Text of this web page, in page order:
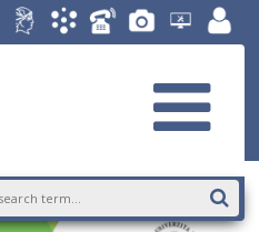
StudentAcademic
PhoneGalleryHelpdesk
EUBAportal